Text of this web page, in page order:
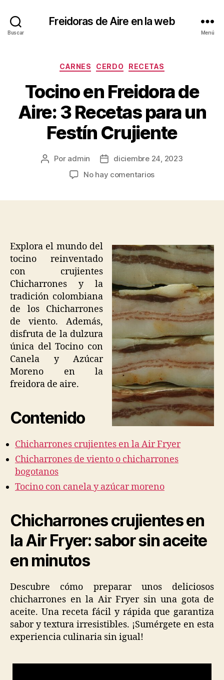
Buscar
Freidoras de Aire en la web
Menú
Categorías
CARNES CERDO RECETAS
Tocino en Freidora de
Aire: 3 Recetas para un
Festín Crujiente
Autor
Por admin
Fecha
la
diciembre 24, 2023
No hay comentariosen
Recetas
para
Festín
Crujiente
Explora el mundo del
tocino reinventado
con crujientes
Chicharrones y la
tradición colombiana
de los Chicharrones
de viento. Además,
disfruta de la dulzura
única del Tocino con
Canela y Azúcar
Moreno en la
freidora de aire.
Contenido
Chicharrones crujientes en la Air Fryer
Chicharrones de viento o chicharrones
bogotanos
Tocino con canela y azúcar moreno
Chicharrones crujientes en
la Air Fryer: sabor sin aceite
en minutos
Descubre cómo preparar unos deliciosos
chicharrones en la Air Fryer sin una gota de
aceite. Una receta fácil y rápida que garantiza
sabor y textura irresistibles. ¡Sumérgete en esta
experiencia culinaria sin igual!